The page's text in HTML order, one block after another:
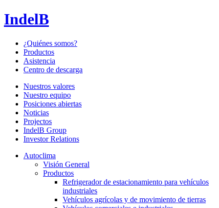
IndelB
¿Quiénes somos?
Productos
Asistencia
Centro de descarga
Nuestros valores
Nuestro equipo
Posiciones abiertas
Noticias
Projectos
IndelB Group
Investor Relations
Autoclima
Visión General
Productos
Refrigerador de estacionamiento para vehículos
industriales
Vehículos agrícolas y de movimiento de tierras